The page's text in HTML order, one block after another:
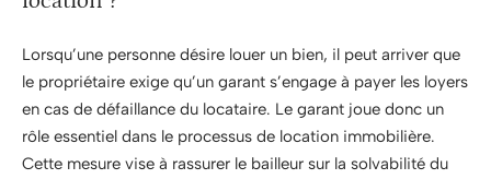
Lorsqu’une personne désire louer un bien, il peut arriver que
le propriétaire exige qu’un garant s’engage à payer les loyers
en cas de défaillance du locataire. Le garant joue donc un
rôle essentiel dans le processus de location immobilière.
Cette mesure vise à rassurer le bailleur sur la solvabilité du